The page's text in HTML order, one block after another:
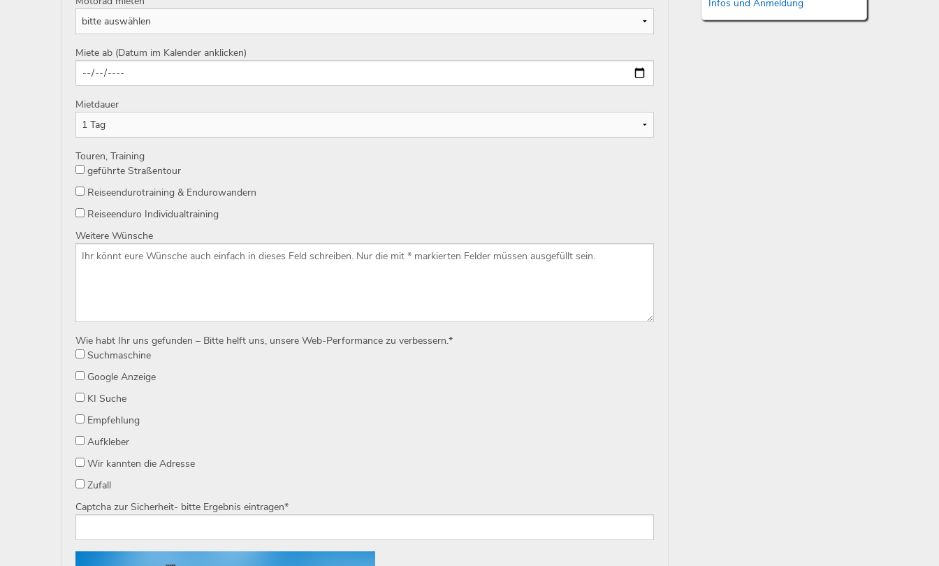
Infos und Anmeldung
Miete ab (Datum im Kalender anklicken)
Mietdauer
Touren, Training
geführte Straßentour
Reiseendurotraining & Endurowandern
Reiseenduro Individualtraining
Weitere Wünsche
Wie habt Ihr uns gefunden – Bitte helft uns, unsere Web-Performance zu verbessern.*
Suchmaschine
Google Anzeige
KI Suche
Empfehlung
Aufkleber
Wir kannten die Adresse
Zufall
Captcha zur Sicherheit- bitte Ergebnis eintragen*